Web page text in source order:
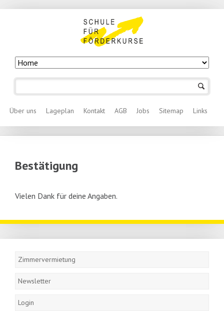
Navigation überspringen
Über uns Lageplan Kontakt AGB Jobs Sitemap Links
Bestätigung
Vielen Dank für deine Angaben.
überspringen
Zimmervermietung
Newsletter
Login